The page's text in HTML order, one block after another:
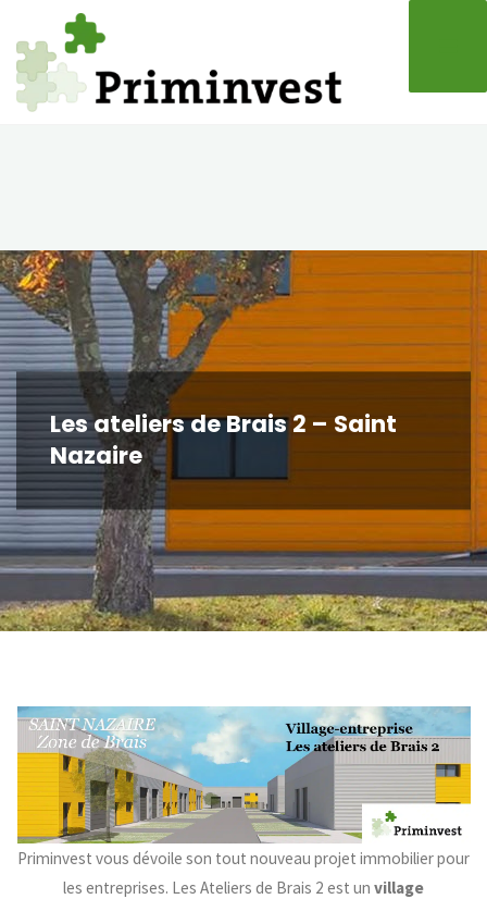
content
Les ateliers de Brais 2 – Saint
Nazaire
Priminvest vous dévoile son tout nouveau projet immobilier pour
les entreprises. Les Ateliers de Brais 2 est un village